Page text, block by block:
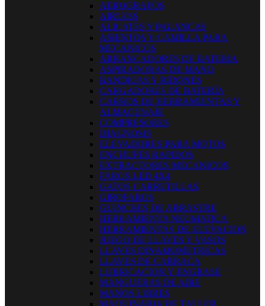
AEROGRAFOS
AIRLESS
ALICATES Y PALANCAS
ASIENTOS Y CAMILLA PARA
MECANICOS
ARRANCADORES DE BATERIA
ASPIRADORAS DE MANO
BANDEJAS Y BIDONES
CARGADORES DE BATERÍA
CARROS DE HERRAMIENTAS Y
ALMACENAJE
COMPRESORES
DIAGNOSIS
ELEVADORES PARA MOTOS
ENCHUFES RAPIDOS
EXTRACTORES MECANICOS
FAROS LED 4X4
GATOS CARRETILLAS
GIROFAROS
GUINCHES DE ARRASTRE
HERRAMIENTA NEUMATICA
HERRAMIENTAS DE ELEVACION
JUEGO DE LLAVES Y VASOS
LLAVES DINAMOMETRICAS
LLAVES DE CARRACA
LUBRICACION Y ENGRASE
MANGUERAS DE AIRE
MANOS LIBRES
MAQUINARIA DE TALLER